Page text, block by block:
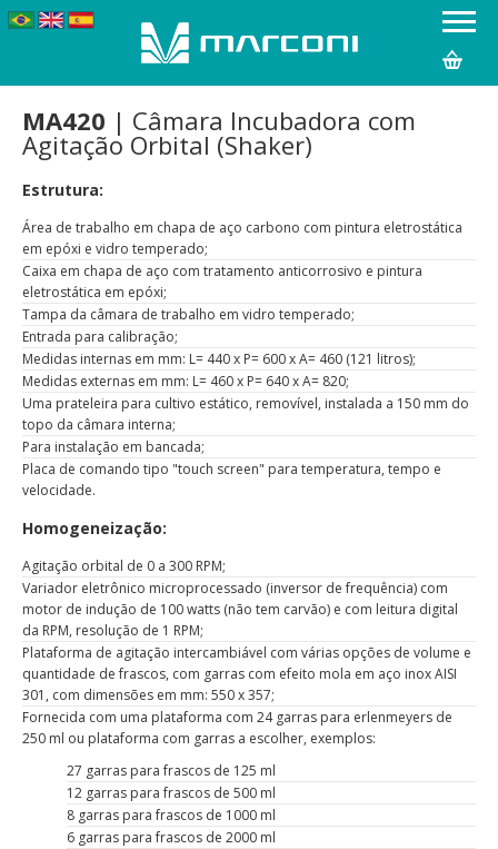
MA420 | Câmara Incubadora com
Agitação Orbital (Shaker)
Estrutura:
Área de trabalho em chapa de aço carbono com pintura eletrostática
em epóxi e vidro temperado;
Caixa em chapa de aço com tratamento anticorrosivo e pintura
eletrostática em epóxi;
Tampa da câmara de trabalho em vidro temperado;
Entrada para calibração;
Medidas internas em mm: L= 440 x P= 600 x A= 460 (121 litros);
Medidas externas em mm: L= 460 x P= 640 x A= 820;
Uma prateleira para cultivo estático, removível, instalada a 150 mm do
topo da câmara interna;
Para instalação em bancada;
Placa de comando tipo "touch screen" para temperatura, tempo e
velocidade.
Homogeneização:
Agitação orbital de 0 a 300 RPM;
Variador eletrônico microprocessado (inversor de frequência) com
motor de indução de 100 watts (não tem carvão) e com leitura digital
da RPM, resolução de 1 RPM;
Plataforma de agitação intercambiável com várias opções de volume e
quantidade de frascos, com garras com efeito mola em aço inox AISI
301, com dimensões em mm: 550 x 357;
Fornecida com uma plataforma com 24 garras para erlenmeyers de
250 ml ou plataforma com garras a escolher, exemplos:
27 garras para frascos de 125 ml
12 garras para frascos de 500 ml
8 garras para frascos de 1000 ml
6 garras para frascos de 2000 ml